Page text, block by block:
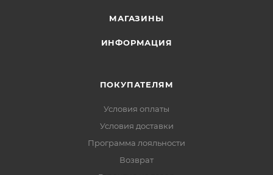
МАГАЗИНЫ
ИНФОРМАЦИЯ
ПОКУПАТЕЛЯМ
Условия оплаты
Условия доставки
Программа лояльности
Возврат